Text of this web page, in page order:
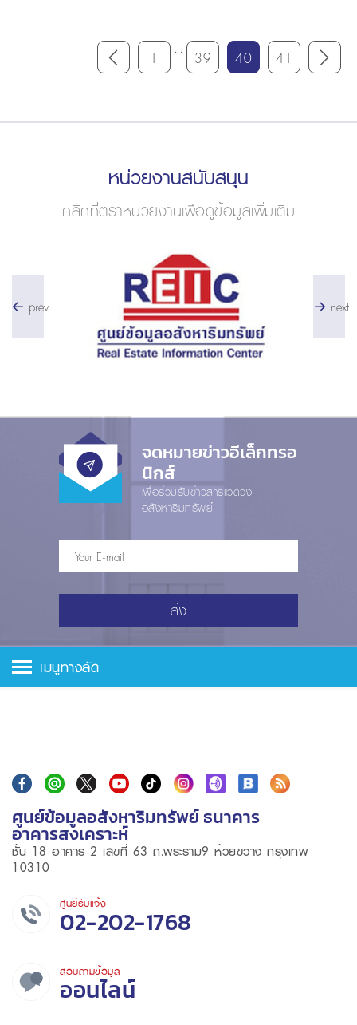
1 ... 39 40 41
หน่วยงานสนับสนุน
คลิกที่ตราหน่วยงานเพื่อดูข้อมูลเพิ่มเติม
prev next
จดหมายข่าวอีเล็กทรอ
นิกส์
เพื่อร่วมรับข่าวสารแวดวง
อสังหาริมทรัพย์
ส่ง
เมนูทางลัด
ศูนย์ข้อมูลอสังหาริมทรัพย์ ธนาคาร
อาคารสงเคราะห์
ชั้น 18 อาคาร 2 เลขที่ 63 ถ.พระราม9 ห้วยขวาง กรุงเทพ
10310
ศูนย์รับแจ้ง
02-202-1768
สอบถามข้อมูล
ออนไลน์